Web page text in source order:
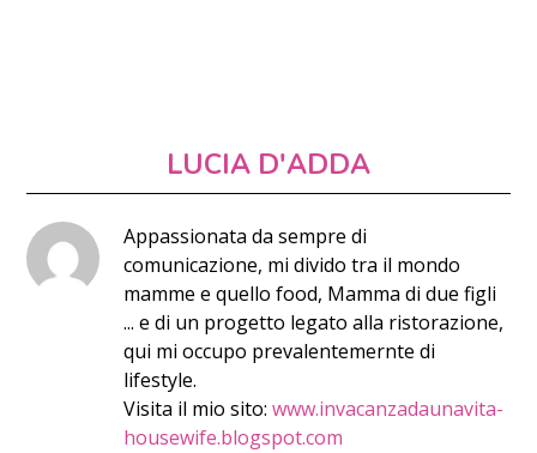
LUCIA D'ADDA
Appassionata da sempre di
comunicazione, mi divido tra il mondo
mamme e quello food, Mamma di due figli
... e di un progetto legato alla ristorazione,
qui mi occupo prevalentemernte di
lifestyle.
Visita il mio sito:www.invacanzadaunavita-
housewife.blogspot.com